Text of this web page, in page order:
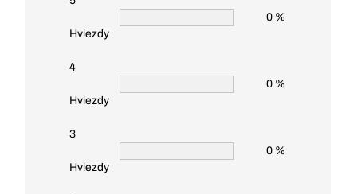
Hviezdy
0 %
4
Hviezdy
0 %
3
Hviezdy
0 %